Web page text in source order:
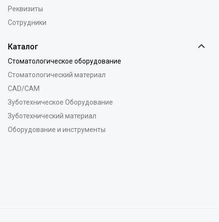
Реквизиты
Сотрудники
Каталог
Стоматологическое оборудование
Стоматологический материал
CAD/CAM
Зуботехническое Оборудование
Зуботехнический материал
Оборудование и инструменты